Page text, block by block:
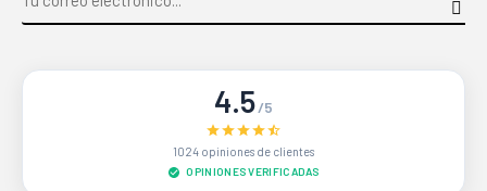
4.5/5
1024 opiniones de clientes
OPINIONES VERIFICADAS